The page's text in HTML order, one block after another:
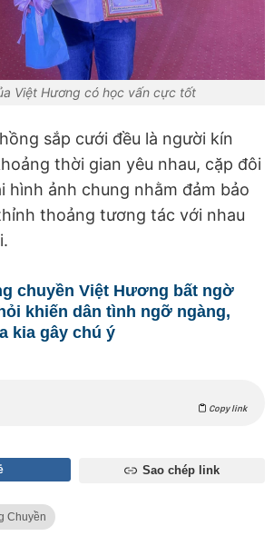
Việt Hương có học vấn cực tốt
sắp cưới đều là người kín
thời gian yêu nhau, cặp đôi
hình ảnh chung nhằm đảm bảo
thoảng tương tác với nhau
chuyền Việt Hương bất ngờ
khiến dân tình ngỡ ngàng,
kia gây chú ý
Copy link
Sao chép link
Chuyền